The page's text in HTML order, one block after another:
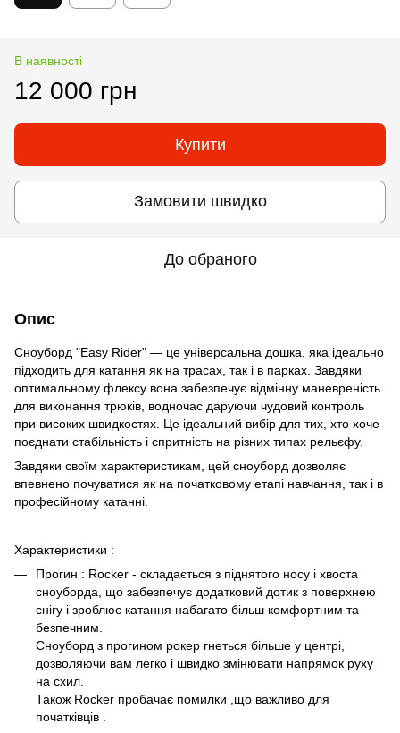
В наявності
12 000 грн
Купити
Замовити швидко
До обраного
Опис
Сноуборд "Easy Rider" — це універсальна дошка, яка ідеально
підходить для катання як на трасах, так і в парках. Завдяки
оптимальному флексу вона забезпечує відмінну маневреність
для виконання трюків, водночас даруючи чудовий контроль
при високих швидкостях. Це ідеальний вибір для тих, хто хоче
поєднати стабільність і спритність на різних типах рельєфу.
Завдяки своїм характеристикам, цей сноуборд дозволяє
впевнено почуватися як на початковому етапі навчання, так і в
професійному катанні.
Характеристики :
Прогин : Rocker - складається з піднятого носу і хвоста
сноуборда, що забезпечує додатковий дотик з поверхнею
снігу і зроблює катання набагато більш комфортним та
безпечним.
Сноуборд з прогином рокер гнеться більше у центрі,
дозволяючи вам легко і швидко змінювати напрямок руху
на схил.
Також Rocker пробачає помилки ,що важливо для
початківців .